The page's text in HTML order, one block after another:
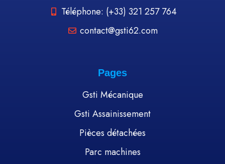
Téléphone: (+33) 321 257 764
contact@gsti62.com
Pages
Gsti Mécanique
Gsti Assainissement
Pièces détachées
Parc machines